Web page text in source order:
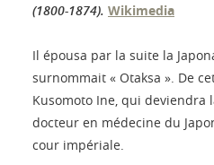
(1800-1874). Wikimedia
Il épousa par la suite la
surnommait « Otaksa ». De
Kusomoto Ine, qui deviendra
docteur en médecine du
cour impériale.